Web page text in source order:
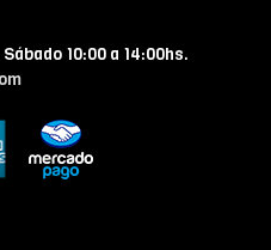
10:00 a 14:00hs.